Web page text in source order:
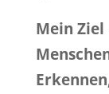
Mein Ziel